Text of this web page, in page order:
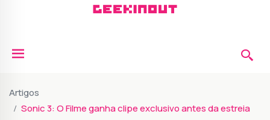
Artigos
Sonic 3: O Filme ganha clipe exclusivo antes da estreia